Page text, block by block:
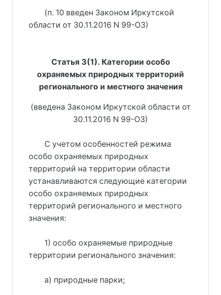
(п. 10 введен Законом Иркутской
области от 30.11.2016 N 99-ОЗ)
Статья 3(1). Категории особо
охраняемых природных территорий
регионального и местного значения
(введена Законом Иркутской области от
30.11.2016 N 99-ОЗ)
С учетом особенностей режима
особо охраняемых природных
территорий на территории области
устанавливаются следующие категории
особо охраняемых природных
территорий регионального и местного
значения:
1) особо охраняемые природные
территории регионального значения:
а) природные парки;